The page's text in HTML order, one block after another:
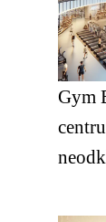
Gym